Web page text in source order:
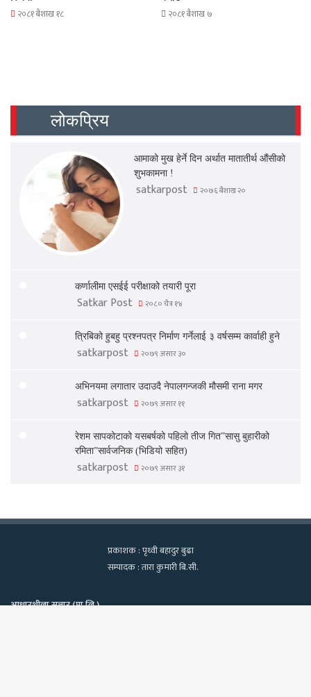
२०८१ बैशाख १८ २०८१ बैशाख ७
लोकप्रिय
आमाको मुख हेर्ने दिन अर्थात मातातीर्थ औंसीको
शुभकामना !
satkarpost २०७६ बैशाख २०
कर्णालीमा एसईई परीक्षाको तयारी पूरा
Satkar Post २०८० चैत्र १४
त्रिबिको हुबहु प्रश्नपत्र निर्माण गर्नेलाई ३ वर्षसम्म कार्वाही हुने
satkarpost २०७९ असार ३०
अभिनयमा लगातार उदाउदै नेपालगन्जकी मौसमी राना मगर
satkarpost २०७९ असार ११
रेशम सापकोटाको यसबर्षको पहिलो तीज गित”सासु बुहारीको
रमिता”सार्वजनिक (भिडियो सहित)
satkarpost २०७९ असार ३१
प्रकाशक : पृथ्वी बहादुर बुढा
सम्पादक : तारा कुमारी बि.सी.
आधारशीला सञ्चार (प्रा.लि.)